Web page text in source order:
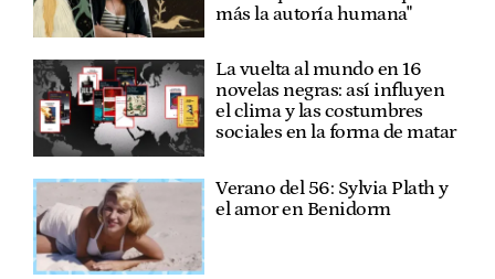
más la autoría humana"
La vuelta al mundo en 16
novelas negras: así influyen
el clima y las costumbres
sociales en la forma de matar
Verano del 56: Sylvia Plath y
el amor en Benidorm